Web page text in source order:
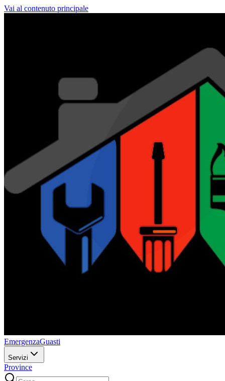
Vai al contenuto principale
EmergenzaGuasti
Servizi
Province